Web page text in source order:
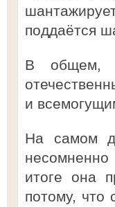
поддаётся
В общем,
и
На самом
итоге она
потому, что